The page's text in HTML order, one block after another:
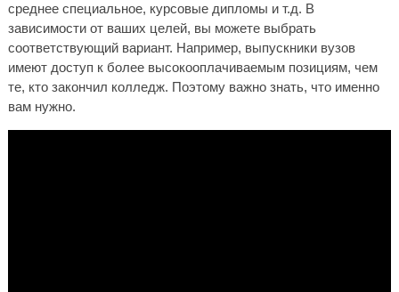
среднее специальное, курсовые дипломы и т.д. В
зависимости от ваших целей, вы можете выбрать
соответствующий вариант. Например, выпускники вузов
имеют доступ к более высокооплачиваемым позициям, чем
те, кто закончил колледж. Поэтому важно знать, что именно
вам нужно.